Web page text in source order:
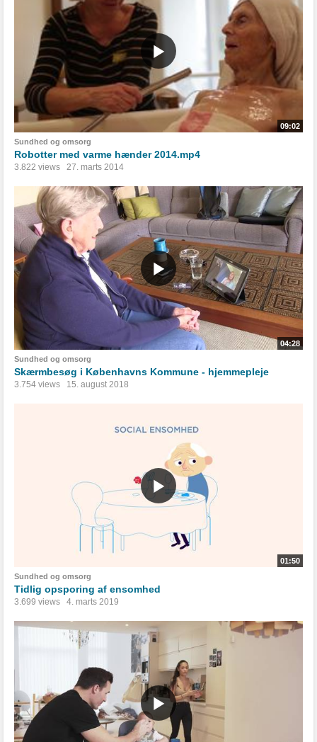
09:02
Sundhed og omsorg
Robotter med varme hænder 2014.mp4
3.822 views 27. marts 2014
04:28
Sundhed og omsorg
Skærmbesøg i Københavns Kommune - hjemmepleje
3.754 views 15. august 2018
01:50
Sundhed og omsorg
Tidlig opsporing af ensomhed
3.699 views 4. marts 2019